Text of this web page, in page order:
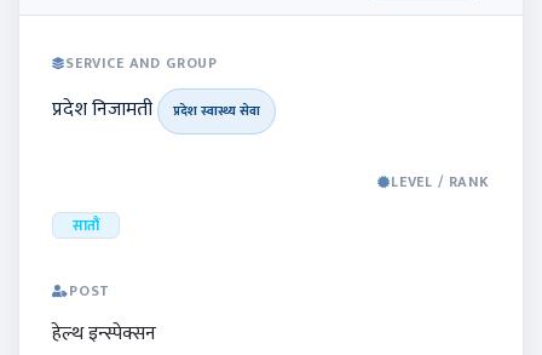
SERVICE AND GROUP
प्रदेश निजामती प्रदेश स्वास्थ्य सेवा
LEVEL / RANK
सातौं
POST
हेल्थ इन्स्पेक्सन